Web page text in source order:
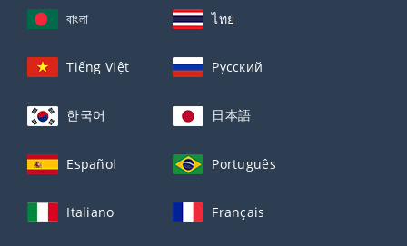
বাংলা ไทย
Tiếng Việt Русский
한국어 日本語
Español Português
Italiano Français